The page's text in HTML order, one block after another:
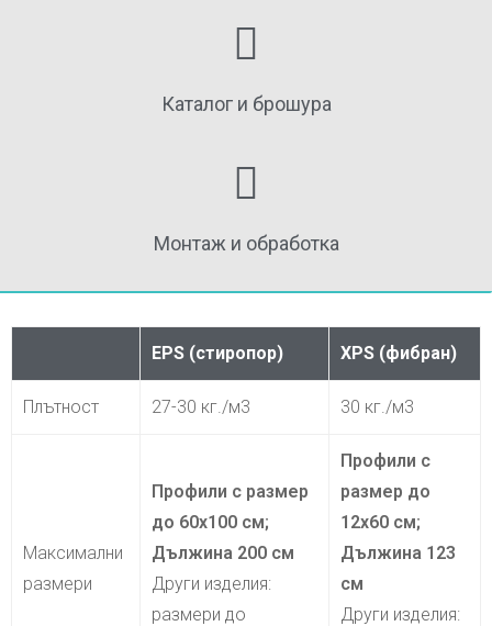
Каталог и брошура
Монтаж и обработка
EPS (стиропор) XPS (фибран)
Плътност 27-30 кг./м3 30 кг./м3
Максимални
размери
Профили с размер
до 60х100 см;
Дължина 200 см
Други изделия:
размери до
Профили с
размер до
12х60 см;
Дължина 123
см
Други изделия: